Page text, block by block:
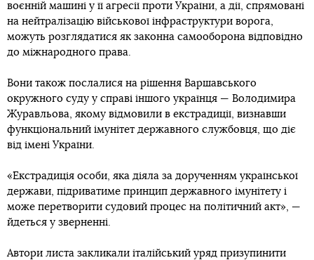
воєнній машині у її агресії проти України, а дії, спрямовані
на нейтралізацію військової інфраструктури ворога,
можуть розглядатися як законна самооборона відповідно
до міжнародного права.
Вони також послалися на рішення Варшавського
окружного суду у справі іншого українця — Володимира
Журавльова, якому відмовили в екстрадиції, визнавши
функціональний імунітет державного службовця, що діє
від імені України.
«Екстрадиція особи, яка діяла за дорученням української
держави, підриватиме принцип державного імунітету і
може перетворити судовий процес на політичний акт», —
йдеться у зверненні.
Автори листа закликали італійський уряд призупинити